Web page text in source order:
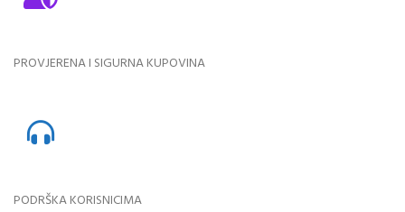
PROVJERENA I SIGURNA KUPOVINA
PODRŠKA KORISNICIMA